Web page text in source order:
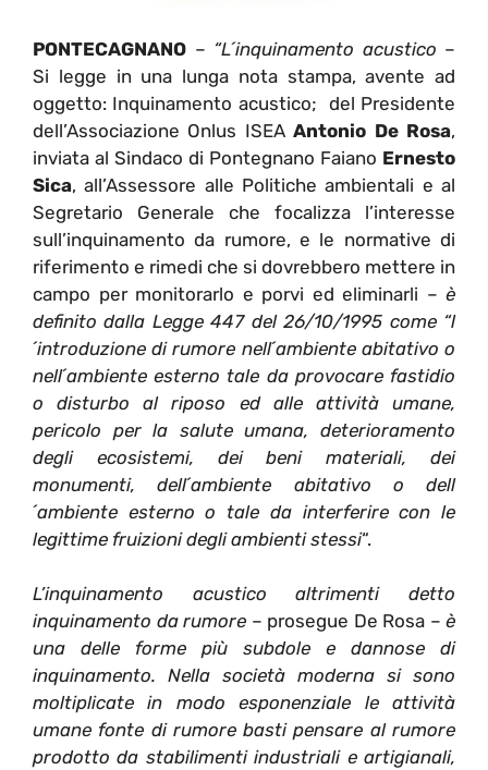
PONTECAGNANO – “L´inquinamento acustico –
Si legge in una lunga nota stampa, avente ad
oggetto: Inquinamento acustico; del Presidente
dell’Associazione Onlus ISEAAntonio De Rosa,
inviata al Sindaco di Pontegnano Faiano Ernesto
Sica, all’Assessore alle Politiche ambientali e al
Segretario Generale che focalizza l’interesse
sull’inquinamento da rumore, e le normative di
riferimento e rimedi che si dovrebbero mettere in
campo per monitorarlo e porvi ed eliminarli – è
definito dalla Legge 447 del 26/10/1995 come “l
´introduzione di rumore nell´ambiente abitativo o
nell´ambiente esterno tale da provocare fastidio
o disturbo al riposo ed alle attività umane,
pericolo per la salute umana, deterioramento
degli ecosistemi, dei beni materiali, dei
monumenti, dell´ambiente abitativo o dell
´ambiente esterno o tale da interferire con le
legittime fruizioni degli ambienti stessi“.
L’inquinamento acustico altrimenti detto
inquinamento da rumore – prosegue De Rosa – è
una delle forme più subdole e dannose di
inquinamento. Nella società moderna si sono
moltiplicate in modo esponenziale le attività
umane fonte di rumore basti pensare al rumore
prodotto da stabilimenti industriali e artigianali,